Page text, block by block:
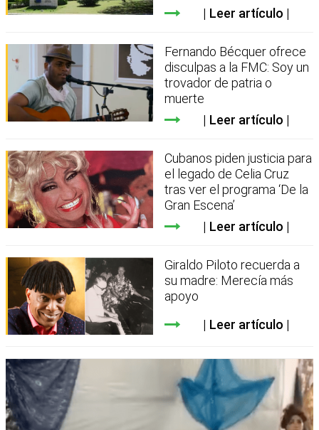
Leer artículo
Fernando Bécquer ofrece
disculpas a la FMC: Soy un
trovador de patria o
muerte
Leer artículo
Cubanos piden justicia para
el legado de Celia Cruz
tras ver el programa ‘De la
Gran Escena’
Leer artículo
Giraldo Piloto recuerda a
su madre: Merecía más
apoyo
Leer artículo